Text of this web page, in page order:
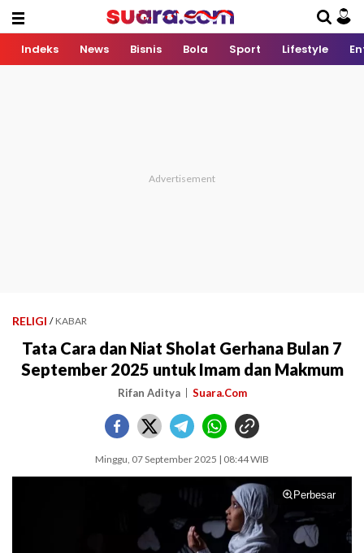
Indeks News Bisnis Bola Sport Lifestyle
RELIGI / KABAR
Tata Cara dan Niat Sholat Gerhana Bulan 7
September 2025 untuk Imam dan Makmum
Rifan Aditya Suara.Com
Minggu, 07 September 2025 | 08:44 WIB
Perbesar